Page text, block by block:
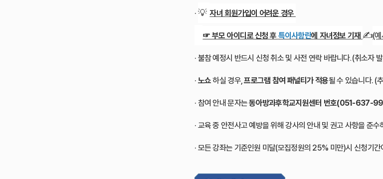
· 💡자녀 회원가입이 어려운 경우
☞ 부모 아이디로 신청 후 특이사항란에 자녀정보 기재 ✍️(
· 불참 예정시 반드시 신청 취소 및 사전 연락 바랍니다.(취소자
· 노쇼하실 경우,프로그램 참여 패널티가 적용될 수 있습니다. (
· 참여 안내 문자는동아방과후학교지원센터 번호(051-637-
· 교육 중 안전사고 예방을 위해 강사의 안내 및 권고 사항을 준수
· 모든 강좌는 기준인원 미달(모집정원의 25% 미만)시 신청기